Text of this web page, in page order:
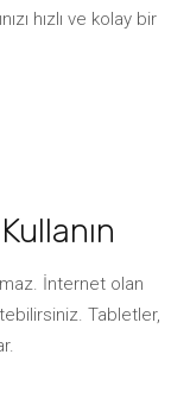
hızlı ve kolay bir
İnternet olan
Tabletler,